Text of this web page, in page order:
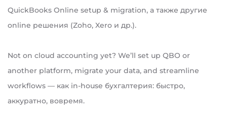
QuickBooks Online setup & migration, а также другие
online решения (Zoho, Xero и др.).
Not on cloud accounting yet? We’ll set up QBO or
another platform, migrate your data, and streamline
workflows — как in-house бухгалтерия: быстро,
аккуратно, вовремя.